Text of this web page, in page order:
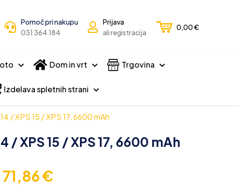
Pomoč pri nakupu
031 364 184
Prijava
ali registracija
0,00€
Dom in vrt Trgovina
Izdelava spletnih strani
/ XPS 15 / XPS 17, 6600 mAh
/ XPS 15 / XPS 17, 6600 mAh
71,86€